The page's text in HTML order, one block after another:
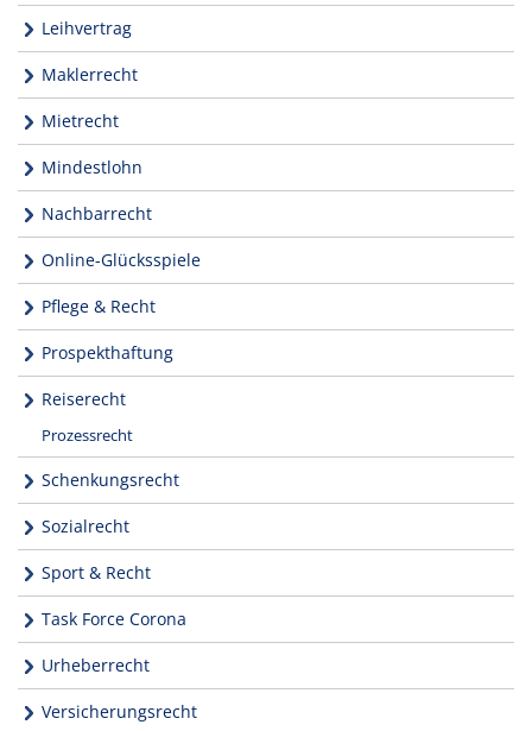
Leihvertrag
Maklerrecht
Mietrecht
Mindestlohn
Nachbarrecht
Online-Glücksspiele
Pflege & Recht
Prospekthaftung
Reiserecht
Prozessrecht
Schenkungsrecht
Sozialrecht
Sport & Recht
Task Force Corona
Urheberrecht
Versicherungsrecht